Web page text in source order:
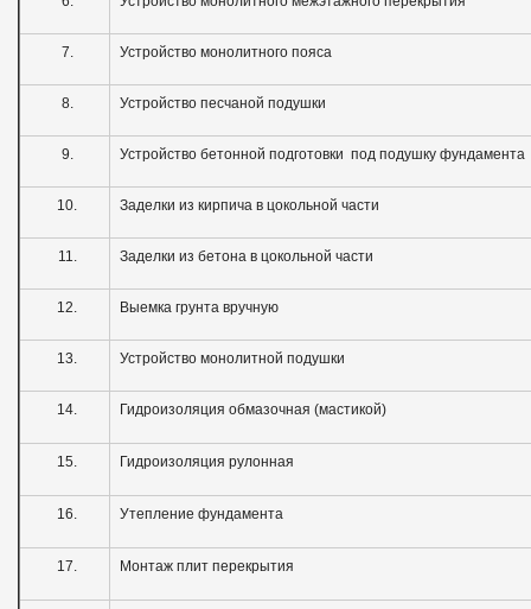
7. Устройство монолитного пояса
8. Устройство песчаной подушки
9. Устройство бетонной подготовки под подушку фундамента
10. Заделки из кирпича в цокольной части
11. Заделки из бетона в цокольной части
12. Выемка грунта вручную
13. Устройство монолитной подушки
14. Гидроизоляция обмазочная (мастикой)
15. Гидроизоляция рулонная
16. Утепление фундамента
17. Монтаж плит перекрытия